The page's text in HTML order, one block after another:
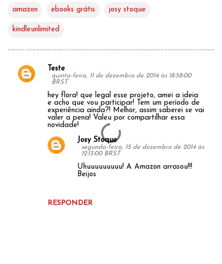
amazon ebooks grátis josy stoque
kindleunlimited
C
Teste
quinta-feira, 11 de dezembro de 2014 às 18:58:00
BRST
hey flora! que legal esse projeto, amei a ideia
e acho que vou participar! Tem um período de
experiência ainda?! Melhor, assim saberei se vai
valer a pena! Valeu por compartilhar essa
novidade!
RESPONDER
Josy Stoque
segunda-feira, 15 de dezembro de 2014 às
12:13:00 BRST
Uhuuuuuuuuu! A Amazon arrasou!!!
Beijos